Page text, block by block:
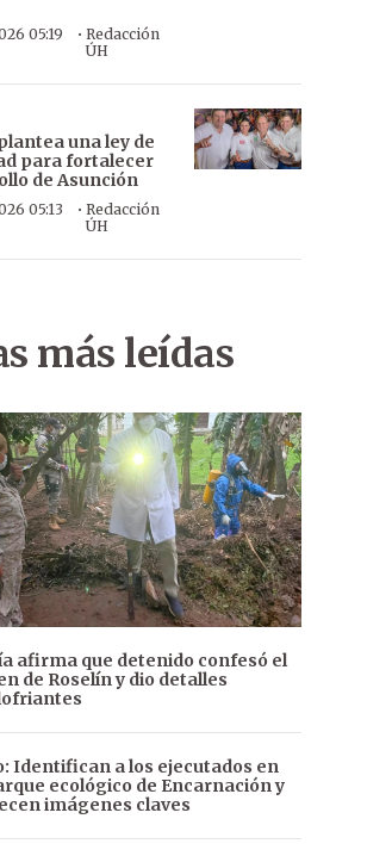
05:19
· Redacción
ÚH
una ley de
para fortalecer
de Asunción
05:13
· Redacción
ÚH
más leídas
afirma que detenido confesó el
de Roselín y dio detalles
Identifican a los ejecutados en
ecológico de Encarnación y
imágenes claves